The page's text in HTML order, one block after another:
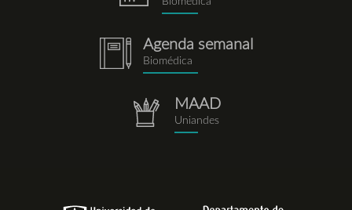
notebook.png
Agenda semanal
Biomédica
repositorio.png
MAAD
Uniandes